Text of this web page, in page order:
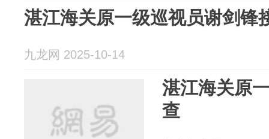
湛江海关原一级巡视员谢剑锋
九龙网 2025-10-14
湛江海关原
查